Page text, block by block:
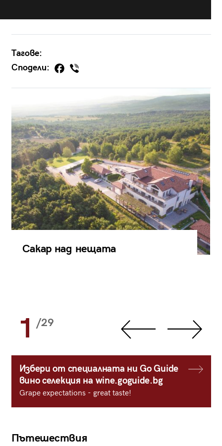
Тагове:
Сподели:
Сакар над нещата
1 /29
Избери от специалната ни Go Guide
вино селекция на wine.goguide.bg
Grape expectations - great taste!
Пътешествия